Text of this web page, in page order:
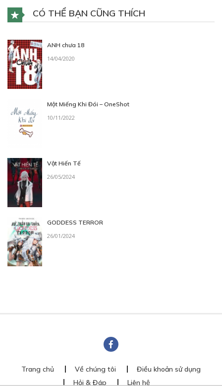
CÓ THỂ BẠN CŨNG THÍCH
ANH chưa 18
14/04/2020
Một Miếng Khi Đói – OneShot
10/11/2022
Vật Hiến Tế
26/05/2024
GODDESS TERROR
26/01/2024
Trang chủ Về chúng tôi
Điều khoản sử dụng
Hỏi & Đáp
Liên hệ